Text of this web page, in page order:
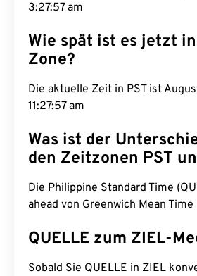
3:27:58 am
Wie spät ist es jetzt
Zone?
Die aktuelle Zeit in PST ist
11:27:58 am
Was ist der
den Zeitzonen PST
Die Philippine Standard Time
ahead von Greenwich Mean Time
QUELLE zum ZIEL-
Sobald Sie QUELLE in ZIEL